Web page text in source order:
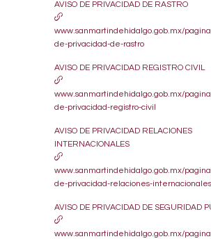
AVISO DE PRIVACIDAD DE RASTRO
www.sanmartindehidalgo.gob.mx/
de-privacidad-de-rastro
AVISO DE PRIVACIDAD REGISTRO CIVIL
www.sanmartindehidalgo.gob.mx/
de-privacidad-registro-civil
AVISO DE PRIVACIDAD RELACIONES
INTERNACIONALES
www.sanmartindehidalgo.gob.mx/
de-privacidad-relaciones-internacionales
AVISO DE PRIVACIDAD DE SEGURIDAD
www.sanmartindehidalgo.gob.mx/